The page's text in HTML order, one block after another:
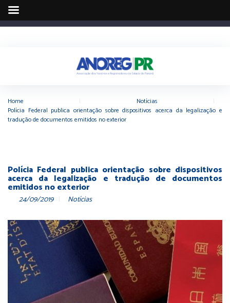
Home Notícias
Polícia Federal publica orientação sobre dispositivos acerca da legalização e
tradução de documentos emitidos no exterior
Polícia Federal publica orientação sobre dispositivos
acerca da legalização e tradução de documentos
emitidos no exterior
24/09/2019 Notícias